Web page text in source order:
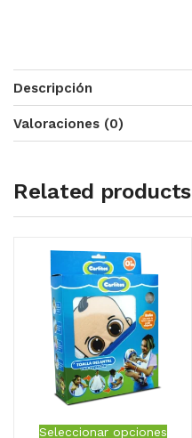
Descripción
Valoraciones (0)
Related products
Seleccionar opciones